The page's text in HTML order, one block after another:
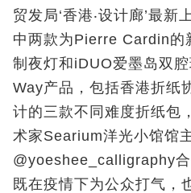
贸发局‘香港‧设计廊’最
中两款为Pierre Cardin的
制夜灯和iDUO爱墨岛双
Way产品，包括香港折纸
计的三款不同难度折纸包
术家Searium洋光小馆馆
@yoeshee_calligraphy合
既在疫情下为公众打气，